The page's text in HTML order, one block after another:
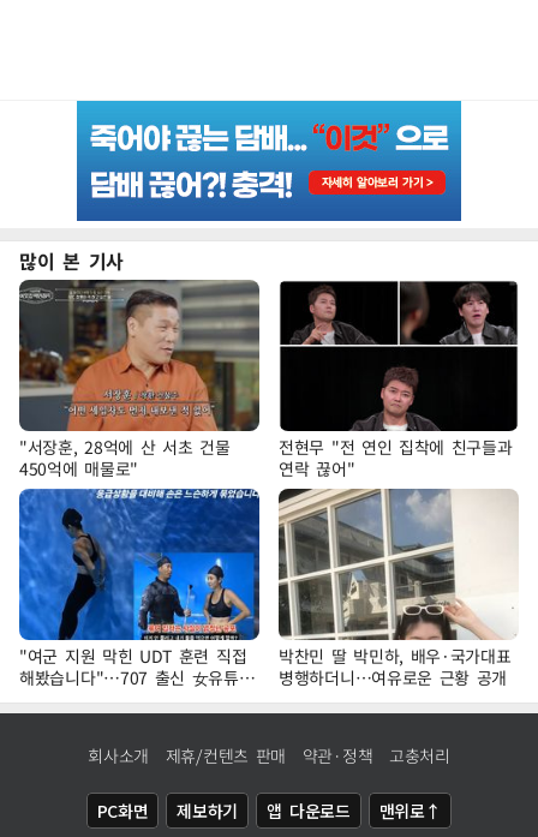
많이 본 기사
"서장훈, 28억에 산 서초 건물
450억에 매물로"
전현무 "전 연인 집착에 친구들과
연락 끊어"
"여군 지원 막힌 UDT 훈련 직접
해봤습니다"…707 출신 女유튜버
'완벽 소화'
박찬민 딸 박민하, 배우·국가대표
병행하더니…여유로운 근황 공개
회사소개 제휴/컨텐츠 판매 약관·정책 고충처리
PC화면 제보하기 앱 다운로드 맨위로↑